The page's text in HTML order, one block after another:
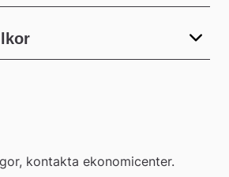
kontakta ekonomicenter.